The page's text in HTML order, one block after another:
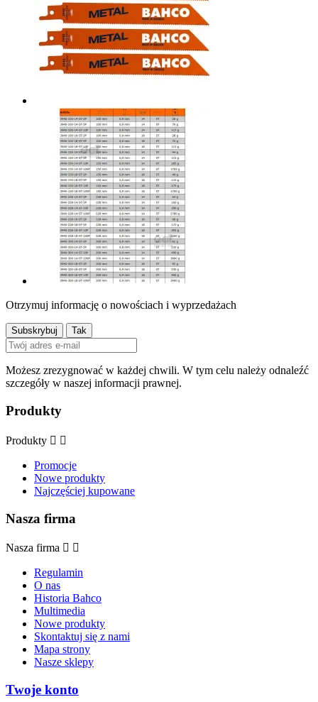
Otrzymuj informację o nowościach i wyprzedażach
Możesz zrezygnować w każdej chwili. W tym celu należy odnaleźć
szczegóły w naszej informacji prawnej.
Produkty
Produkty  
Promocje
Nowe produkty
Najczęściej kupowane
Nasza firma
Nasza firma  
Regulamin
O nas
Historia Bahco
Multimedia
Nowe produkty
Skontaktuj się z nami
Mapa strony
Nasze sklepy
Twoje konto